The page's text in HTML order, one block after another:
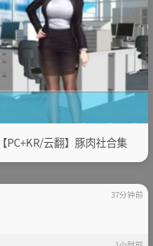
【PC+KR/云翻】豚肉社合集
37分钟前